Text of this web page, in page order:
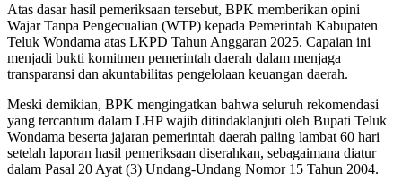
Atas dasar hasil pemeriksaan tersebut, BPK memberikan opini
Wajar Tanpa Pengecualian (WTP) kepada Pemerintah Kabupaten
Teluk Wondama atas LKPD Tahun Anggaran 2025. Capaian ini
menjadi bukti komitmen pemerintah daerah dalam menjaga
transparansi dan akuntabilitas pengelolaan keuangan daerah.
Meski demikian, BPK mengingatkan bahwa seluruh rekomendasi
yang tercantum dalam LHP wajib ditindaklanjuti oleh Bupati Teluk
Wondama beserta jajaran pemerintah daerah paling lambat 60 hari
setelah laporan hasil pemeriksaan diserahkan, sebagaimana diatur
dalam Pasal 20 Ayat (3) Undang-Undang Nomor 15 Tahun 2004.